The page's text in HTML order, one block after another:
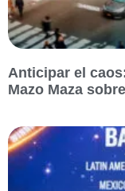
Anticipar el
Mazo Maza